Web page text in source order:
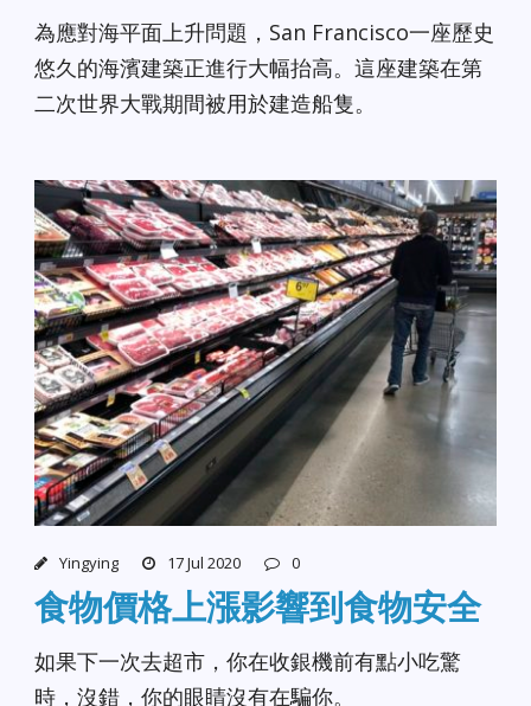
為應對海平面上升問題，San Francisco一座歷史
悠久的海濱建築正進行大幅抬高。這座建築在第
二次世界大戰期間被用於建造船隻。
Yingying 17 Jul 2020 0
食物價格上漲影響到食物安全
如果下一次去超市，你在收銀機前有點小吃驚
時，沒錯，你的眼睛沒有在騙你。